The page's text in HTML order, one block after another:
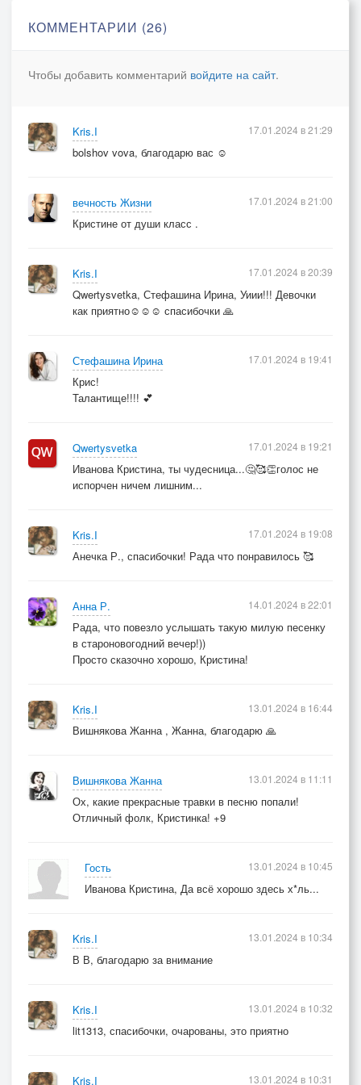
Дам заряд в тысячу ампер
И засуну новое сердечко
Разлетится красотой и чудом
Травами, плодами, мулине
КОММЕНТАРИИ (26)
Чтобы добавить комментарий войдите на сайт.
Kris.I
bolshov vova, благодарю вас ☺️
17.01.2024 в 21:29
вечность Жизни
Кристине от души класс .
17.01.2024 в 21:00
Kris.I
Qwertysvetka, Стефашина Ирина, Уиии!!! Девочки
как приятно☺️☺️☺️ спасибочки 🙏
17.01.2024 в 20:39
Стефашина Ирина
Крис!
Талантище!!!! 💕
17.01.2024 в 19:41
Qwertysvetka
Иванова Кристина, ты чудесница...🤔🥰👏голос не
испорчен ничем лишним...
17.01.2024 в 19:21
Kris.I
Анечка Р., спасибочки! Рада что понравилось 🥰
17.01.2024 в 19:08
Анна Р.
Рада, что повезло услышать такую милую песенку
в староновогодний вечер!))
Просто сказочно хорошо, Кристина!
14.01.2024 в 22:01
Kris.I
Вишнякова Жанна , Жанна, благодарю 🙏
13.01.2024 в 16:44
Вишнякова Жанна
Ох, какие прекрасные травки в песню попали!
Отличный фолк, Кристинка! +9
13.01.2024 в 11:11
Гость
Иванова Кристина, Да всё хорошо здесь х*ль...
13.01.2024 в 10:45
Kris.I
В В, благодарю за внимание
13.01.2024 в 10:34
Kris.I
lit1313, спасибочки, очарованы, это приятно
13.01.2024 в 10:32
Kris.I 13.01.2024 в 10:31